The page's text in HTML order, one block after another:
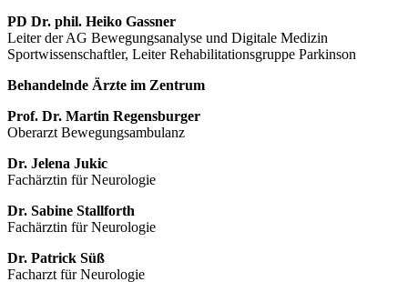
PD Dr. phil. Heiko Gassner
Leiter der AG Bewegungsanalyse und Digitale Medizin
Sportwissenschaftler, Leiter Rehabilitationsgruppe Parkinson
Behandelnde Ärzte im Zentrum
Prof. Dr. Martin Regensburger
Oberarzt Bewegungsambulanz
Dr. Jelena Jukic
Fachärztin für Neurologie
Dr. Sabine Stallforth
Fachärztin für Neurologie
Dr. Patrick Süß
Facharzt für Neurologie